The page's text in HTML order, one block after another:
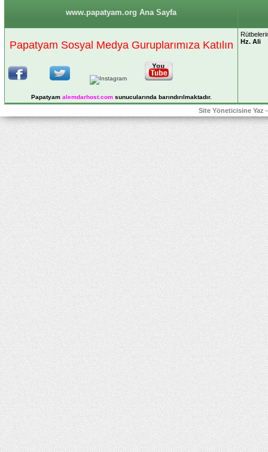
www.papatyam.org Ana Sayfa
Papatyam Sosyal Medya Guruplarımıza Katılın
Papatyam alemdarhost.comsunucularında barındırılmaktadır.
Hz. Ali
Site Yöneticisine Yaz